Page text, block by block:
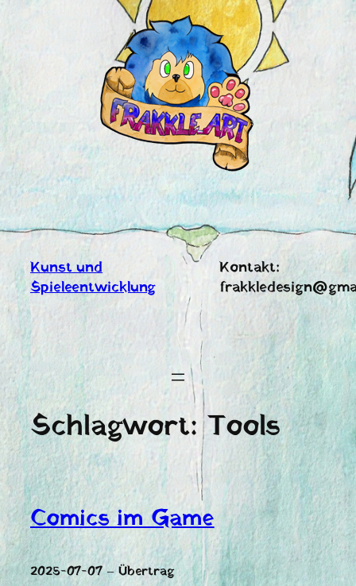
Kunst und
Spieleentwicklung
Kontakt:
Schlagwort:Tools
Comics im Game
2025-07-07 – Übertrag